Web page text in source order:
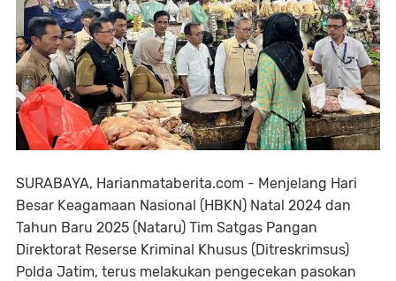
SURABAYA, Harianmataberita.com - Menjelang Hari
Besar Keagamaan Nasional (HBKN) Natal 2024 dan
Tahun Baru 2025 (Nataru) Tim Satgas Pangan
Direktorat Reserse Kriminal Khusus (Ditreskrimsus)
Polda Jatim, terus melakukan pengecekan pasokan